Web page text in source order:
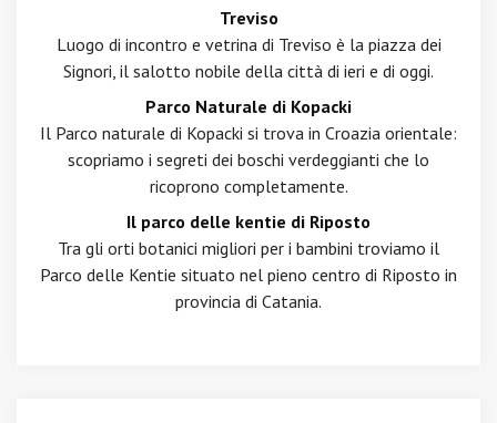
Treviso
Luogo di incontro e vetrina di Treviso è la piazza dei
Signori, il salotto nobile della città di ieri e di oggi.
Parco Naturale di Kopacki
Il Parco naturale di Kopacki si trova in Croazia orientale:
scopriamo i segreti dei boschi verdeggianti che lo
ricoprono completamente.
Il parco delle kentie di Riposto
Tra gli orti botanici migliori per i bambini troviamo il
Parco delle Kentie situato nel pieno centro di Riposto in
provincia di Catania.